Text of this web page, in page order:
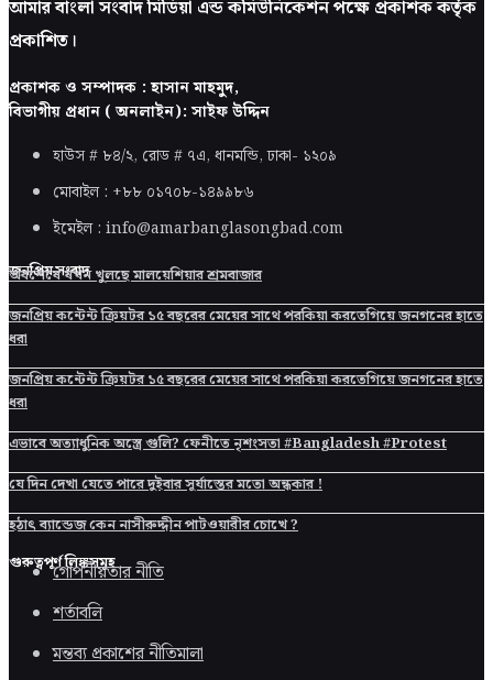
আমার বাংলা সংবাদ মিডিয়া এন্ড কমিউনিকেশন পক্ষে প্রকাশক কর্তৃক
প্রকাশিত।
প্রকাশক ও সম্পাদক : হাসান মাহমুদ,
বিভাগীয় প্রধান ( অনলাইন): সাইফ উদ্দিন
হাউস # ৮৪/২, রোড # ৭এ, ধানমন্ডি, ঢাকা- ১২০৯
মোবাইল : +৮৮ ০১৭০৮-১৪৯৯৮৬
ইমেইল : info@amarbanglasongbad.com
জনপ্রিয় সংবাদ
অবশেষে যখন খুলছে মালয়েশিয়ার শ্রমবাজার
জনপ্রিয় কন্টেন্ট ক্রিয়টর ১৫ বছরের মেয়ের সাথে পরকিয়া করতেগিয়ে জনগনের হাতে
ধরা
জনপ্রিয় কন্টেন্ট ক্রিয়টর ১৫ বছরের মেয়ের সাথে পরকিয়া করতেগিয়ে জনগনের হাতে
ধরা
এভাবে অত্যাধুনিক অস্ত্রে গুলি? ফেনীতে নৃশংসতা #Bangladesh #Protest
যে দিন দেখা যেতে পারে দুইবার সূর্যাস্তের মতো অন্ধকার !
হঠাৎ ব্যান্ডেজ কেন নাসীরুদ্দীন পাটওয়ারীর চোখে ?
গুরুত্বপূর্ণ লিঙ্কসমূহ
গোপনীয়তার নীতি
শর্তাবলি
মন্তব্য প্রকাশের নীতিমালা